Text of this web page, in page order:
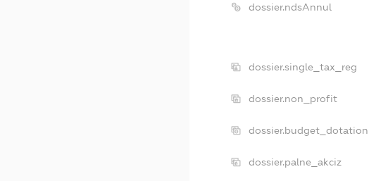
dossier.ndsAnnul
dossier.single_tax_reg
dossier.non_profit
dossier.budget_dotation
dossier.palne_akciz